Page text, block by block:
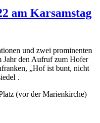
am Karsamstag
und zwei prominenten
Jahr den Aufruf zum Hofer
„Hof ist bunt, nicht
.
(vor der Marienkirche)